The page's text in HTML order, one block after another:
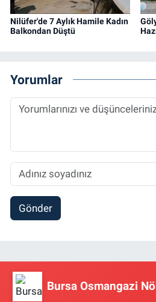
Nilüfer'de 7 Aylık Hamile Kadın
Balkondan Düştü
Yorumlar
Gönder
Bursa Osmangazi